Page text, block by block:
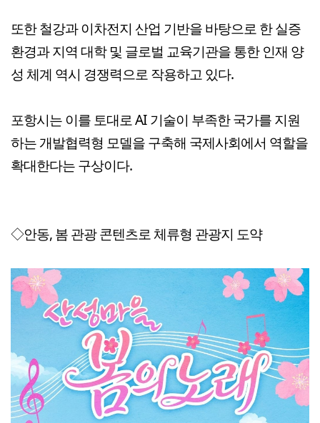
또한 철강과 이차전지 산업 기반을 바탕으로 한 실증
환경과 지역 대학 및 글로벌 교육기관을 통한 인재 양
성 체계 역시 경쟁력으로 작용하고 있다.
포항시는 이를 토대로 AI 기술이 부족한 국가를 지원
하는 개발협력형 모델을 구축해 국제사회에서 역할을
확대한다는 구상이다.
◇안동, 봄 관광 콘텐츠로 체류형 관광지 도약